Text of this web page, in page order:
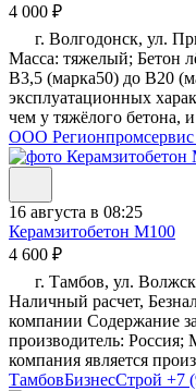
4 000 ₽
г. Волгодонск, ул.
Масса: тяжелый; Бетон
В3,5 (марка50) до B20
эксплуатационных
чем у тяжёлого бетона,
ООО Регионпромсервис
16 августа в 08:25
Керамзитобетон М100
4 600 ₽
г. Тамбов, ул.
Наличный расчет,
компании Содержание
производитель:
компания является
ТамбовБизнесСтрой +7